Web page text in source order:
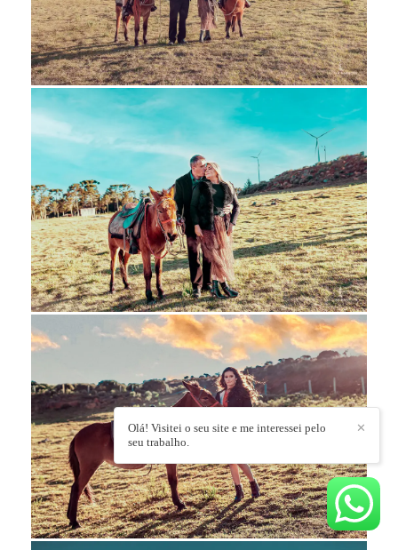
✕
Olá! Visitei o seu site e me interessei pelo
seu trabalho.